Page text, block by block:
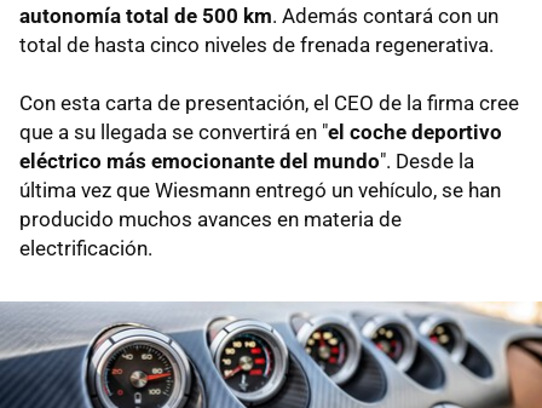
autonomía total de 500 km. Además contará con un
total de hasta cinco niveles de frenada regenerativa.
Con esta carta de presentación, el CEO de la firma cree
que a su llegada se convertirá en "el coche deportivo
eléctrico más emocionante del mundo". Desde la
última vez que Wiesmann entregó un vehículo, se han
producido muchos avances en materia de
electrificación.